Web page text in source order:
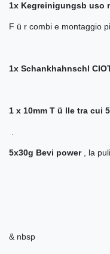
1x Kegreinigungsb uso
F ü r combi e montaggio
1x Schankhahnschl
1 x 10mm T ü lle tra cui
5x30g Bevi power , la
& nbsp